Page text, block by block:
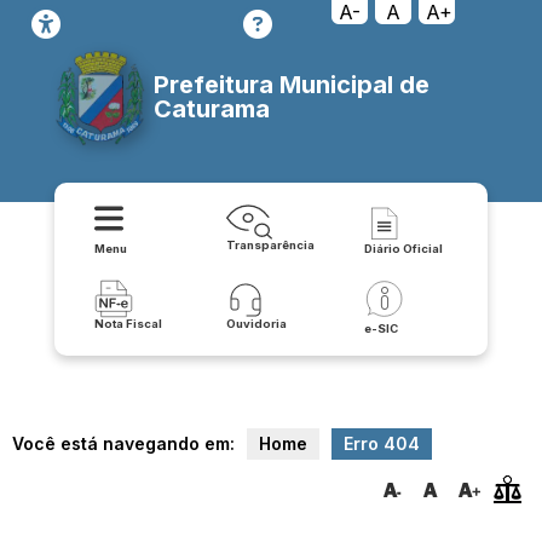
transparencia/educacao/publicacoes/ A- A A+
Prefeitura Municipal de
Caturama
Menu Transparência Diário Oficial
Nota Fiscal Ouvidoria e-SIC
Você está navegando em: Home Erro 404